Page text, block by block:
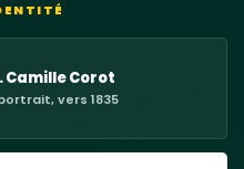
Camille Corot
vers 1835